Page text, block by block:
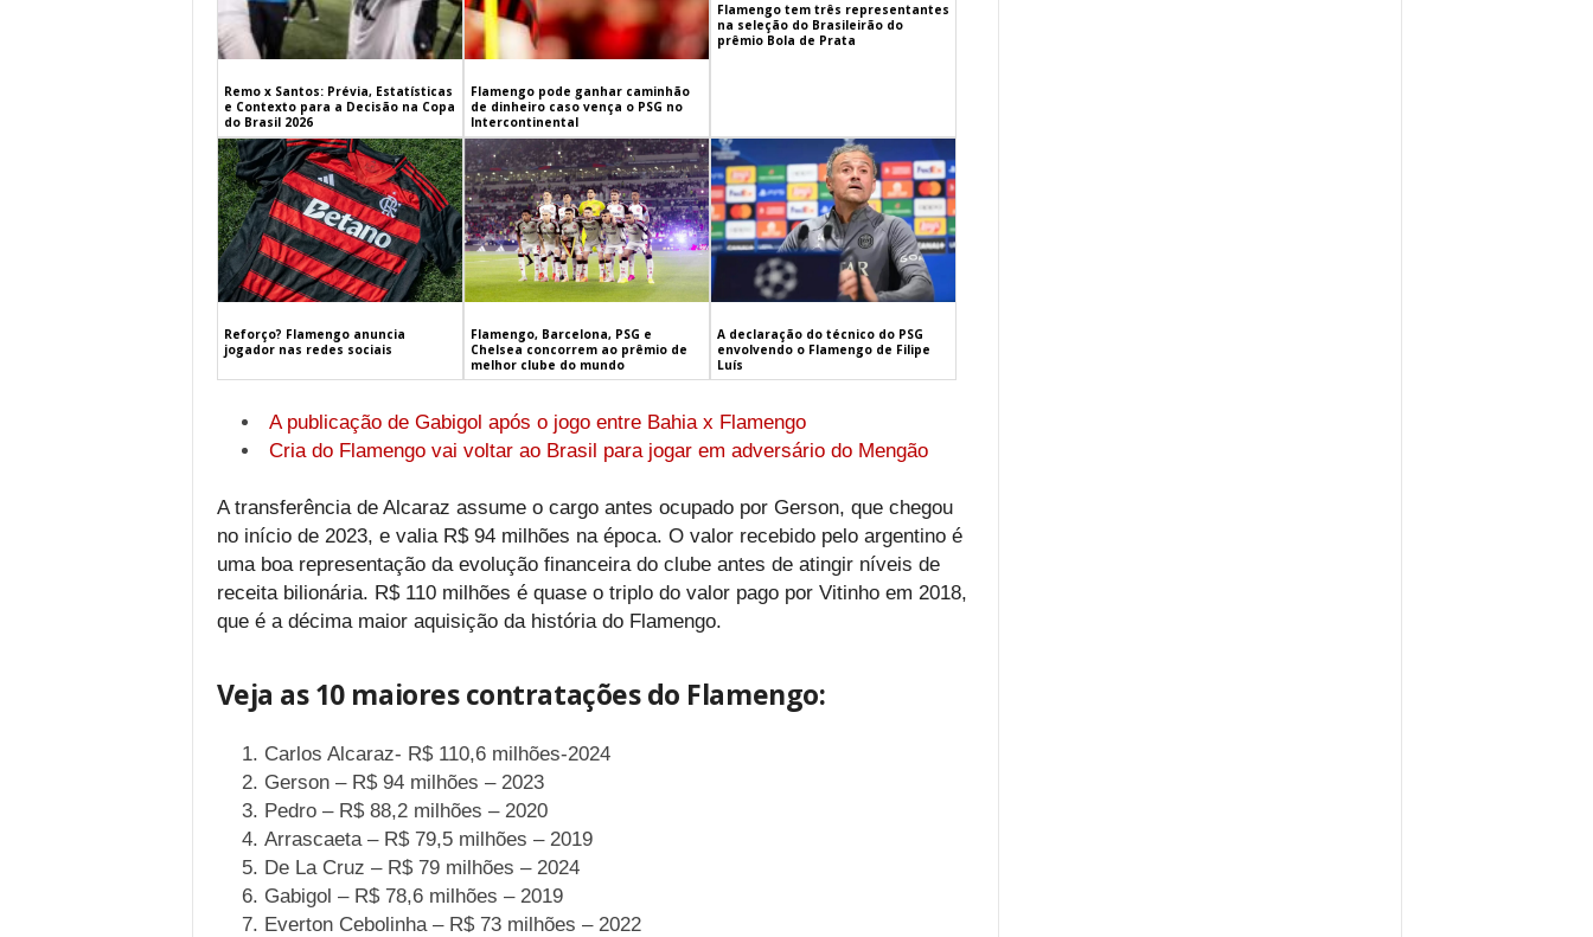
Remo x Santos: Prévia, Estatísticas
e Contexto para a Decisão na Copa
do Brasil 2026
Flamengo pode ganhar caminhão
de dinheiro caso vença o PSG no
Intercontinental
Flamengo tem três representantes
na seleção do Brasileirão do
prêmio Bola de Prata
Reforço? Flamengo anuncia
jogador nas redes sociais
Flamengo, Barcelona, PSG e
Chelsea concorrem ao prêmio de
melhor clube do mundo
A declaração do técnico do PSG
envolvendo o Flamengo de Filipe
Luís
A publicação de Gabigol após o jogo entre Bahia x Flamengo
Cria do Flamengo vai voltar ao Brasil para jogar em adversário do Mengão
A transferência de Alcaraz assume o cargo antes ocupado por Gerson, que chegou
no início de 2023, e valia R$ 94 milhões na época. O valor recebido pelo argentino é
uma boa representação da evolução financeira do clube antes de atingir níveis de
receita bilionária. R$ 110 milhões é quase o triplo do valor pago por Vitinho em 2018,
que é a décima maior aquisição da história do Flamengo.
Veja as 10 maiores contratações do Flamengo:
Carlos Alcaraz- R$ 110,6 milhões-2024
Gerson – R$ 94 milhões – 2023
Pedro – R$ 88,2 milhões – 2020
Arrascaeta – R$ 79,5 milhões – 2019
De La Cruz – R$ 79 milhões – 2024
Gabigol – R$ 78,6 milhões – 2019
Everton Cebolinha – R$ 73 milhões – 2022